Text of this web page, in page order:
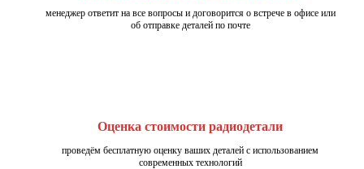
менеджер ответит на все вопросы и договорится о встрече в офисе или
об отправке деталей по почте
Оценка стоимости радиодетали
проведём бесплатную оценку ваших деталей с использованием
современных технологий